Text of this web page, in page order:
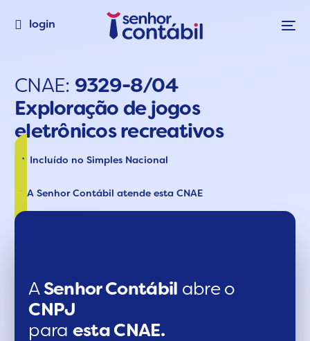
login
CNAE: 9329-8/04
Exploração de jogos
eletrônicos recreativos
Incluído no Simples Nacional
A Senhor Contábil atende esta CNAE
A Senhor Contábil abre o
CNPJ
para esta CNAE.